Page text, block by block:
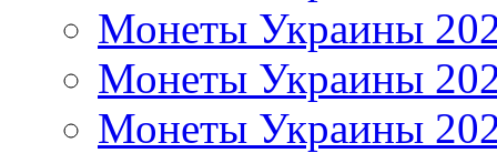
Монеты Украины
Монеты Украины
Монеты Украины